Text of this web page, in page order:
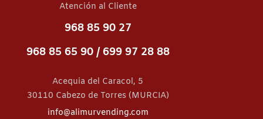
Atención al Cliente
968 85 90 27
968 85 65 90 /699 97 28 88
Acequia del Caracol, 5
30110 Cabezo de Torres (MURCIA)
info@alimurvending.com